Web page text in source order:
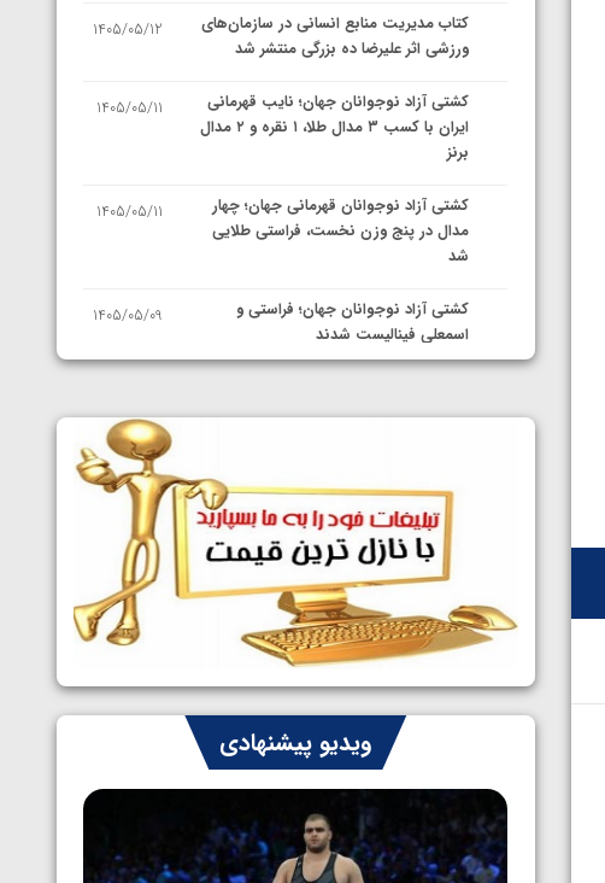
کتاب مدیریت منابع انسانی در سازمان‌های
ورزشی اثر علیرضا ده بزرگی منتشر شد
1405/05/12
کشتی آزاد نوجوانان جهان؛ نایب قهرمانی
ایران با کسب ۳ مدال طلا، ۱ نقره و ۲ مدال
برنز
1405/05/11
کشتی آزاد نوجوانان قهرمانی جهان؛ چهار
مدال در پنج وزن نخست، فراستی طلایی
شد
1405/05/11
کشتی آزاد نوجوانان جهان؛ فراستی و
اسمعلی فینالیست شدند
1405/05/09
نمایندگان ایران مشخص شدند
سوم برای ایران
1405/05/07
ایران چشم به راه چهار مدال در پنج وزن
دوم کشتی فرنگی نوجوانان جهان
1405/05/06
ویدیو پیشنهادی